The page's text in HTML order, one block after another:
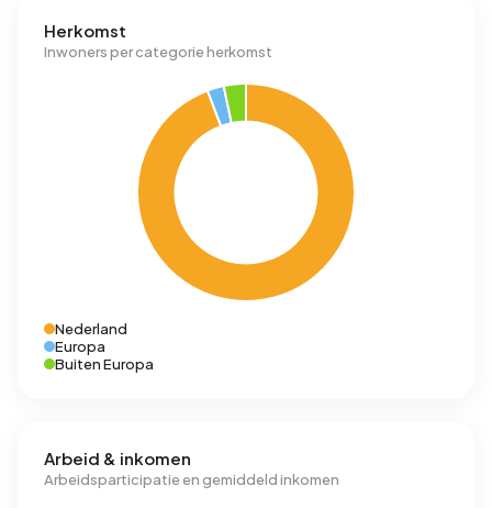
Herkomst
Inwoners per categorie herkomst
Nederland
Europa
Buiten Europa
Arbeid & inkomen
Arbeidsparticipatie en gemiddeld inkomen